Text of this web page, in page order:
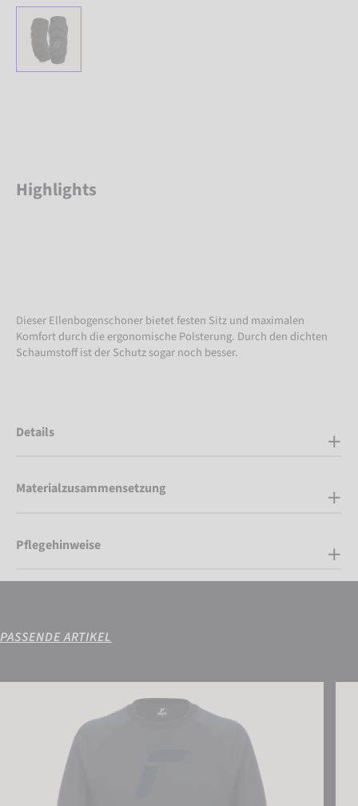
Highlights
Dieser Ellenbogenschoner bietet festen Sitz und maximalen
Komfort durch die ergonomische Polsterung. Durch den dichten
Schaumstoff ist der Schutz sogar noch besser.
Details
Materialzusammensetzung
Pflegehinweise
PASSENDE ARTIKEL